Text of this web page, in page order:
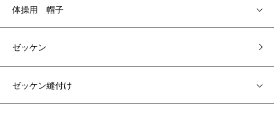
体操用 帽子
ゼッケン
ゼッケン縫付け